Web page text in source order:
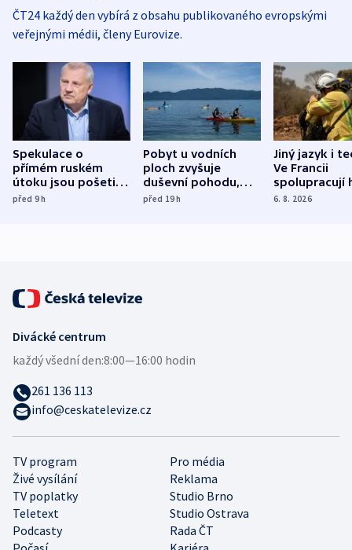
ČT24 každý den vybírá z obsahu publikovaného evropskými
veřejnými médii, členy Eurovize.
Spekulace o
přímém ruském
útoku jsou pošetilé,
míní estonský
před 9h
Pobyt u vodních
ploch zvyšuje
duševní pohodu,
ukázala
před 19h
Jiný jazyk i
Ve Francii
spolupracují
různých zemí
6. 8. 2026
TV program
Pro média
Živé vysílání
Reklama
TV poplatky
Studio Brno
Teletext
Studio Ostrava
Podcasty
Rada ČT
Divácké centrum
každý všední den:8:00—16:00 hodin
261 136 113
info@ceskatelevize.cz